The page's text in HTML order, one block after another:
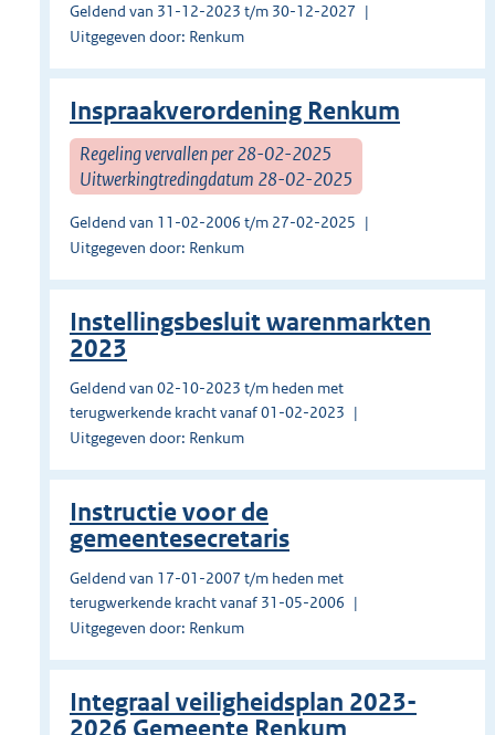
Geldend van 31-12-2023 t/m 30-12-2027
Uitgegeven door: Renkum
Inspraakverordening Renkum
Regeling vervallen per 28-02-2025
Uitwerkingtredingdatum 28-02-2025
Geldend van 11-02-2006 t/m 27-02-2025
Uitgegeven door: Renkum
Instellingsbesluit warenmarkten
2023
Geldend van 02-10-2023 t/m heden met
terugwerkende kracht vanaf 01-02-2023
Uitgegeven door: Renkum
Instructie voor de
gemeentesecretaris
Geldend van 17-01-2007 t/m heden met
terugwerkende kracht vanaf 31-05-2006
Uitgegeven door: Renkum
Integraal veiligheidsplan 2023-